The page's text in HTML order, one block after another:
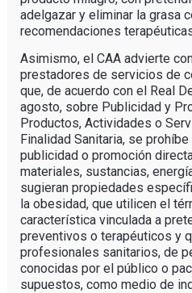
adelgazar y eliminar la grasa
recomendaciones
Asimismo, el CAA advierte
prestadores de servicios de
que, de acuerdo con el Real
agosto, sobre Publicidad y
Productos, Actividades o
Finalidad Sanitaria, se
publicidad o promoción
materiales, sustancias,
sugieran propiedades
la obesidad, que utilicen el
característica vinculada a
preventivos o terapéuticos y
profesionales sanitarios, de
conocidas por el público o
supuestos, como medio de